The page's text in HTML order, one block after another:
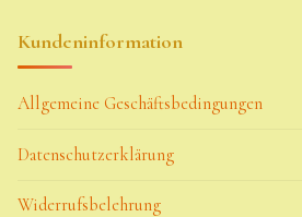
Kundeninformation
Allgemeine Geschäftsbedingungen
Datenschutzerklärung
Widerrufsbelehrung